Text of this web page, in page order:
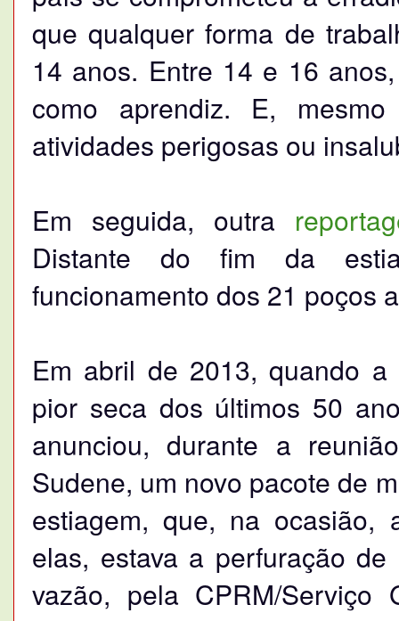
que qualquer forma de
14 anos. Entre 14 e 16
como aprendiz. E,
atividades perigosas ou
Em seguida, outra
Distante do fim da
funcionamento dos 21 poços
Em abril de 2013, quando a
pior seca dos últimos 50
anunciou, durante a
Sudene, um novo pacote de
estiagem, que, na ocasião,
elas, estava a perfuração
vazão, pela CPRM/